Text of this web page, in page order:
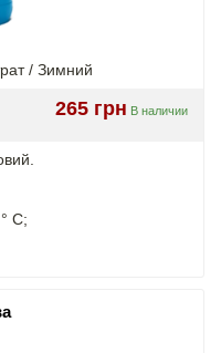
/ Зимний
265 грн В наличии
C;